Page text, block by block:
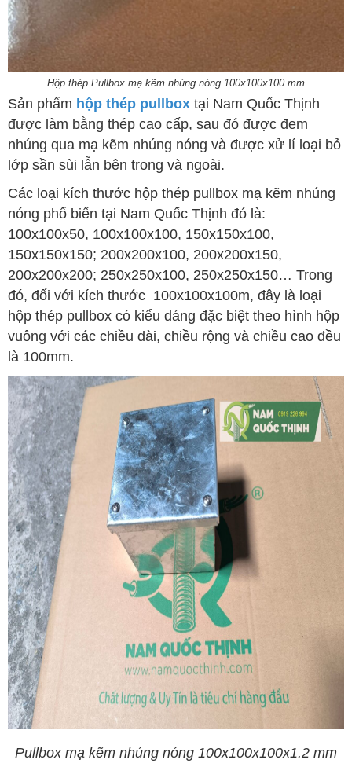
Hộp thép Pullbox mạ kẽm nhúng nóng 100x100x100 mm
Sản phẩm hộp thép pullbox tại Nam Quốc Thịnh
được làm bằng thép cao cấp, sau đó được đem
nhúng qua mạ kẽm nhúng nóng và được xử lí loại bỏ
lớp sần sùi lẫn bên trong và ngoài.
Các loại kích thước hộp thép pullbox mạ kẽm nhúng
nóng phổ biến tại Nam Quốc Thịnh đó là:
100x100x50, 100x100x100, 150x150x100,
150x150x150; 200x200x100, 200x200x150,
200x200x200; 250x250x100, 250x250x150… Trong
đó, đối với kích thước 100x100x100m, đây là loại
hộp thép pullbox có kiểu dáng đặc biệt theo hình hộp
vuông với các chiều dài, chiều rộng và chiều cao đều
là 100mm.
Pullbox mạ kẽm nhúng nóng 100x100x100x1.2 mm